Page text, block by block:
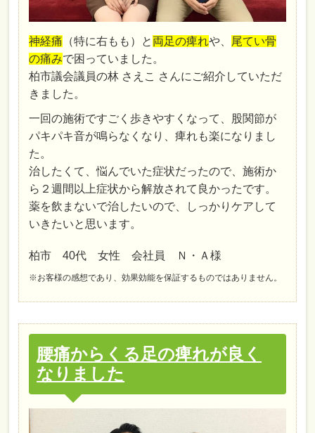
神経痛 （特に右もも）と 両足の痺れや、
尾てい骨
の痛みで困っていました。
柏市議会議員の林 さえこ さんにご紹介していただ
きました。
一回の施術ですごく歩きやすくなって、股関節が
パキパキ音が鳴らなくなり、痺れも楽になりまし
た。
治したくて、悩んでいた症状だったので、施術か
ら２週間以上症状から解放されて良かったです。
薬を飲まないで治したいので、しっかりケアして
いきたいと思います。
柏市 40代 女性 会社員 Ｎ・Ａ様
※お客様の感想であり、効果効能を保証するものではありません。
腰痛からくる足の痺れが良く
なりました